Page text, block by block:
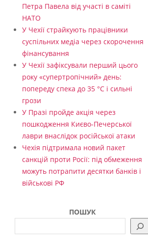
Петра Павела від участі в саміті
НАТО
У Чехії страйкують працівники
суспільних медіа через скорочення
фінансування
У Чехії зафіксували перший цього
року «супертропічний» день:
попереду спека до 35 °C і сильні
грози
У Празі пройде акція через
пошкодження Києво-Печерської
лаври внаслідок російської атаки
Чехія підтримала новий пакет
санкцій проти Росії: під обмеження
можуть потрапити десятки банків і
військові РФ
ПОШУК